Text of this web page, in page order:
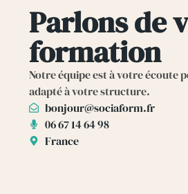
Parlons de
formation
Notre équipe est à votre écoute
adapté à votre structure.
bonjour@sociaform.fr
06 67 14 64 98
France